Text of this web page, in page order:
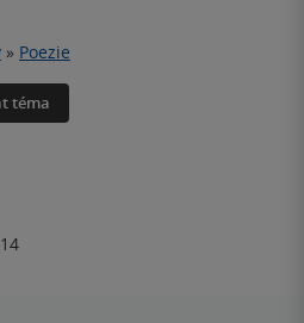
» Poezie
téma